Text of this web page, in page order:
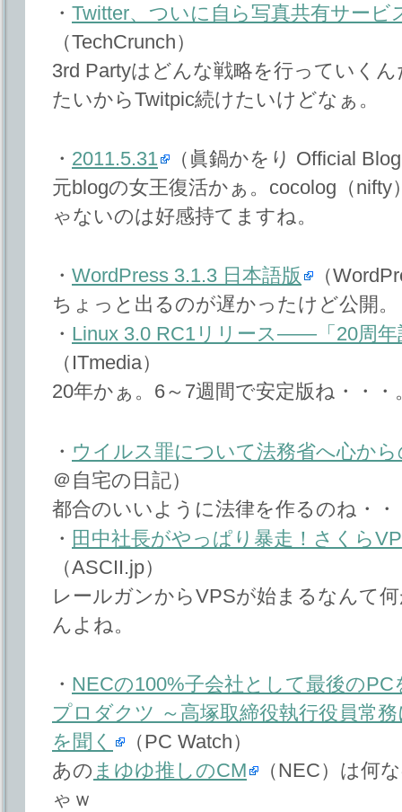
・ Twitter、ついに自ら写真共有サービ
（TechCrunch）
3rd Partyはどんな戦略を行っていく
たいからTwitpic続けたいけどなぁ。
・ 2011.5.31
（眞鍋かをり Official
元blogの女王復活かぁ。cocolog（
ゃないのは好感持てますね。
・ WordPress 3.1.3 日本語版
（
ちょっと出るのが遅かったけど公開。
・ Linux 3.0 RC1リリース――「20周
（ITmedia）
20年かぁ。6～7週間で安定版ね・・・
・ ウイルス罪について法務省へ心か
＠自宅の日記）
都合のいいように法律を作るのね・・
・ 田中社長がやっぱり暴走！さくら
（ASCII.jp）
レールガンからVPSが始まるなんて
んよね。
・ NECの100%子会社として最後の
プロダクツ ～高塚取締役執行役員常
を聞く
（PC Watch）
あの まゆゆ推しのCM
（NEC）は何
ゃｗ